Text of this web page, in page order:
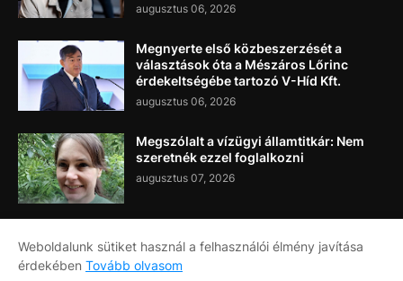
augusztus 06, 2026
Megnyerte első közbeszerzését a
választások óta a Mészáros Lőrinc
érdekeltségébe tartozó V-Híd Kft.
augusztus 06, 2026
Megszólalt a vízügyi államtitkár: Nem
szeretnék ezzel foglalkozni
augusztus 07, 2026
Címlap Rólunk
Weboldalunk sütiket használ a felhasználói élmény javítása
érdekében Tovább olvasom